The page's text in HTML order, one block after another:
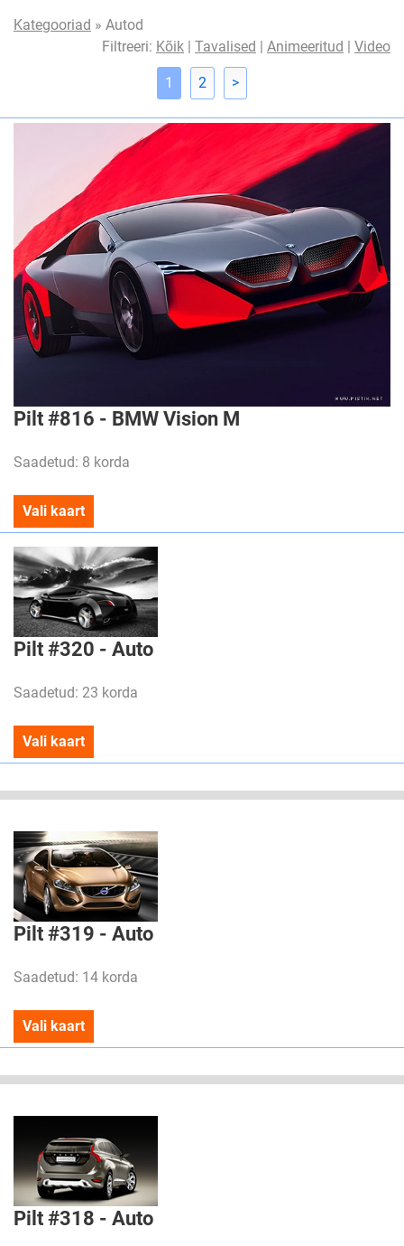
Kategooriad » Autod
Filtreeri: Kõik | Tavalised | Animeeritud | Video
1 2 >
Pilt #816 - BMW Vision M
Saadetud: 8 korda
Vali kaart
Pilt #320 - Auto
Saadetud: 23 korda
Vali kaart
Pilt #319 - Auto
Saadetud: 14 korda
Vali kaart
Pilt #318 - Auto